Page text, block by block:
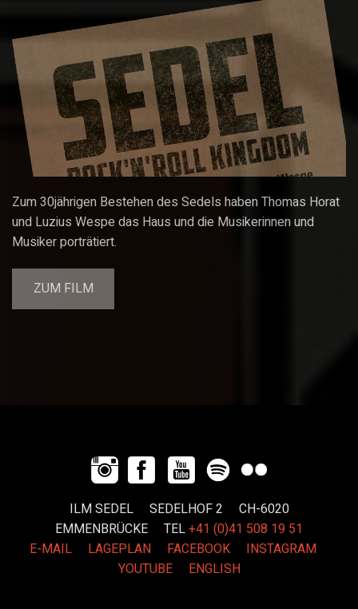
Zum 30jährigen Bestehen des Sedels haben Thomas Horat
und Luzius Wespe das Haus und die Musikerinnen und
Musiker porträtiert.
ZUM FILM
ILM SEDEL SEDELHOF 2 CH-6020
EMMENBRÜCKE TEL+41 (0)41 508 19 51
E-MAIL
LAGEPLAN FACEBOOK
INSTAGRAM
YOUTUBE
ENGLISH